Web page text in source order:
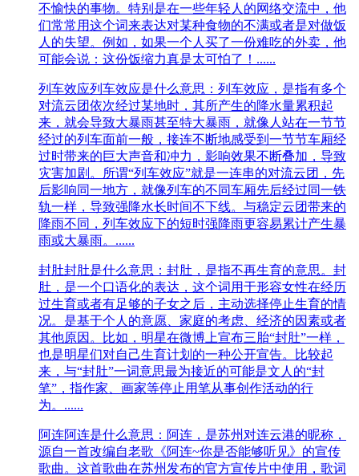
不愉快的事物。特别是在一些年轻人的网络交流中，他
们常常用这个词来表达对某种食物的不满或者是对做饭
人的失望。例如，如果一个人买了一份难吃的外卖，他
可能会说：这份饭缩力真是太可怕了！......
列车效应列车效应是什么意思：列车效应，是指有多个
对流云团依次经过某地时，其所产生的降水量累积起
来，就会导致大暴雨甚至特大暴雨，就像人站在一节节
经过的列车面前一般，接连不断地感受到一节节车厢经
过时带来的巨大声音和冲力，影响效果不断叠加，导致
灾害加剧。所谓“列车效应”就是一连串的对流云团，先
后影响同一地方，就像列车的不同车厢先后经过同一铁
轨一样，导致强降水长时间不下线。与稳定云团带来的
降雨不同，列车效应下的短时强降雨更容易累计产生暴
雨或大暴雨。......
封肚封肚是什么意思：封肚，是指不再生育的意思。封
肚，是一个口语化的表达，这个词用于形容女性在经历
过生育或者有足够的子女之后，主动选择停止生育的情
况。是基于个人的意愿、家庭的考虑、经济的因素或者
其他原因。比如，明星在微博上宣布三胎“封肚”一样，
也是明星们对自己生育计划的一种公开宣告。比较起
来，与“封肚”一词意思最为接近的可能是文人的“封
笔”，指作家、画家等停止用笔从事创作活动的行
为。......
阿连阿连是什么意思：‌阿连，是苏州对连云港的昵称，
源自一首改编自老歌《阿连~你是否能够听见》的宣传
歌曲‌。这首歌曲在苏州发布的官方宣传片中使用，歌词